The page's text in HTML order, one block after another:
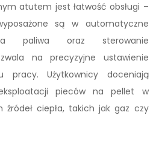
atutem jest łatwość obsługi –
są w automatyczne
paliwa oraz sterowanie
na precyzyjne ustawienie
pracy. Użytkownicy doceniają
pieców na pellet w
ciepła, takich jak gaz czy